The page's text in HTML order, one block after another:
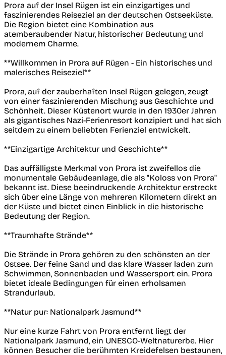
Prora auf der Insel Rügen ist ein einzigartiges und
faszinierendes Reiseziel an der deutschen Ostseeküste.
Die Region bietet eine Kombination aus
atemberaubender Natur, historischer Bedeutung und
modernem Charme.
**Willkommen in Prora auf Rügen - Ein historisches und
malerisches Reiseziel**
Prora, auf der zauberhaften Insel Rügen gelegen, zeugt
von einer faszinierenden Mischung aus Geschichte und
Schönheit. Dieser Küstenort wurde in den 1930er Jahren
als gigantisches Nazi-Ferienresort konzipiert und hat sich
seitdem zu einem beliebten Ferienziel entwickelt.
**Einzigartige Architektur und Geschichte**
Das auffälligste Merkmal von Prora ist zweifellos die
monumentale Gebäudeanlage, die als "Koloss von Prora"
bekannt ist. Diese beeindruckende Architektur erstreckt
sich über eine Länge von mehreren Kilometern direkt an
der Küste und bietet einen Einblick in die historische
Bedeutung der Region.
**Traumhafte Strände**
Die Strände in Prora gehören zu den schönsten an der
Ostsee. Der feine Sand und das klare Wasser laden zum
Schwimmen, Sonnenbaden und Wassersport ein. Prora
bietet ideale Bedingungen für einen erholsamen
Strandurlaub.
**Natur pur: Nationalpark Jasmund**
Nur eine kurze Fahrt von Prora entfernt liegt der
Nationalpark Jasmund, ein UNESCO-Weltnaturerbe. Hier
können Besucher die berühmten Kreidefelsen bestaunen,